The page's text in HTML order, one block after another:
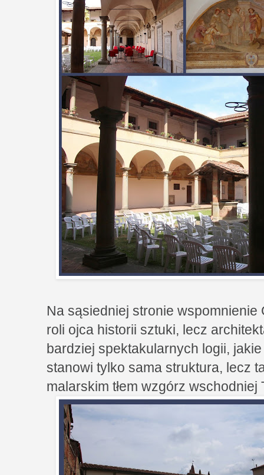
Na sąsiedniej stronie wspomnienie
roli ojca historii sztuki, lecz
bardziej spektakularnych logii,
stanowi tylko sama struktura, lecz
malarskim tłem wzgórz wschodniej